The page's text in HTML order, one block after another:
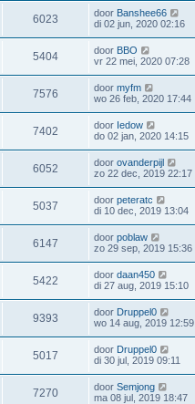
6023 door Banshee66
di 02 jun, 2020 02:16
5404 door BBO
vr 22 mei, 2020 07:28
7576 door myfm
wo 26 feb, 2020 17:44
7402 door Iedow
do 02 jan, 2020 14:15
6052 door ovanderpijl
zo 22 dec, 2019 22:17
5037 door peteratc
di 10 dec, 2019 13:04
6147 door poblaw
zo 29 sep, 2019 15:36
5422 door daan450
di 27 aug, 2019 15:10
9393 door Druppel0
wo 14 aug, 2019 12:59
5017 door Druppel0
di 30 jul, 2019 09:11
7270 door Semjong
ma 08 jul, 2019 18:47